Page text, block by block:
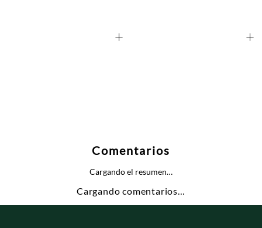
+ +
Comentarios
Cargando el resumen…
Cargando comentarios…